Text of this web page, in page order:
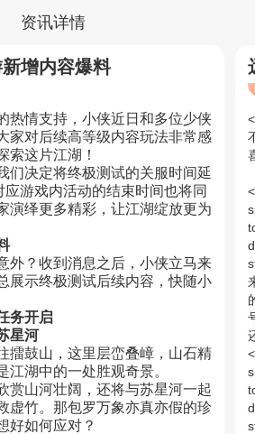
资讯详情
增内容爆料
热情支持，小侠近日和多位少侠
家对后续高等级内容玩法非常感
索这片江湖！
们决定将终极测试的关服时间延
应游戏内活动的结束时间也将同
演绎更多精彩，让江湖绽放更为
外？收到消息之后，小侠立马来
展示终极测试后续内容，快随小
务开启
星河
擂鼓山，这里层峦叠嶂，山石精
江湖中的一处胜观奇景。
赏山河壮阔，还将与苏星河一起
虚竹。那包罗万象亦真亦假的珍
好如何应对？